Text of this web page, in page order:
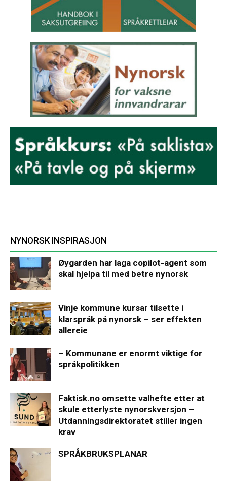
NYNORSK INSPIRASJON
Øygarden har laga copilot-agent som
skal hjelpa til med betre nynorsk
Vinje kommune kursar tilsette i
klarspråk på nynorsk – ser effekten
allereie
– Kommunane er enormt viktige for
språkpolitikken
Faktisk.no omsette valhefte etter at
skule etterlyste nynorskversjon –
Utdanningsdirektoratet stiller ingen
krav
SPRÅKBRUKSPLANAR